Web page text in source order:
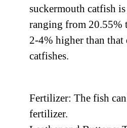
suckermouth catfish
ranging from 20.55%
2-4% higher than
catfishes.
Fertilizer: The fish can
fertilizer.